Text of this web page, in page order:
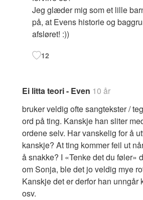
Jeg glæder mig som et lille
på, at Evens historie og
afsløret! :))
12
Ei litta teori - Even 10 år
bruker veldig ofte sangtekster /
ord på ting. Kanskje han sliter
ordene selv. Har vanskelig for å
kanskje? At ting kommer feil ut
å snakke? I «Tenke det du føler»
om Sonja, ble det jo veldig mye
Kanskje det er derfor han unngår
osv.